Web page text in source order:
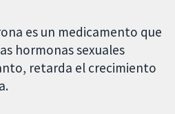
es un medicamento que
hormonas sexuales
retarda el crecimiento